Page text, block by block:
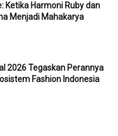
Ketika Harmoni Ruby dan
Menjadi Mahakarya
2026 Tegaskan Perannya
Fashion Indonesia